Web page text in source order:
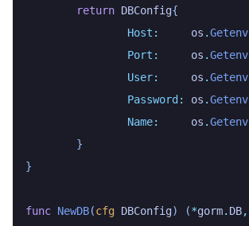
	return
DBConfig{
		Host
:
     os
.Getenv
		Port
:
     os
.Getenv
		User
:
     os
.Getenv
		Password
: os .Getenv
		Name
:
     os
.Getenv
	}
}
func NewDB(cfg DBConfig) (*gorm. DB,